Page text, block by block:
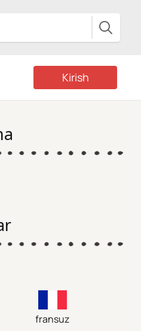
Kirish
fransuz